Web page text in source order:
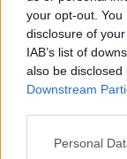
your opt-out.
disclosure of
IAB’s list of
also be
Downstream
Personal
Frigerio e Tacx
La qualità è
contraddistinguono